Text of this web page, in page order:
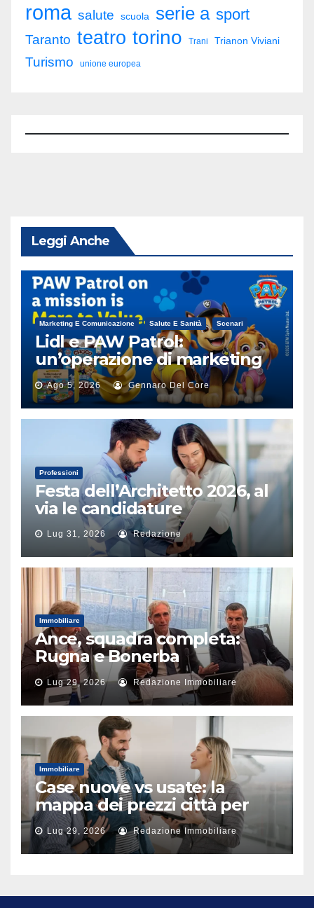
roma salute scuola serie a sport
Taranto teatro torino Trani Trianon Viviani
Turismo unione europea
Leggi Anche
Marketing E Comunicazione Salute E Sanità Scenari
Lidl e PAW Patrol:
un’operazione di marketing
alimentare
Ago 5, 2026 Gennaro Del Core
Professioni
Festa dell’Architetto 2026, al
via le candidature
Lug 31, 2026 Redazione
Immobiliare
Ance, squadra completa:
Rugna e Bonerba
vicepresidenti
Lug 29, 2026 Redazione Immobiliare
Immobiliare
Case nuove vs usate: la
mappa dei prezzi città per
città
Lug 29, 2026 Redazione Immobiliare